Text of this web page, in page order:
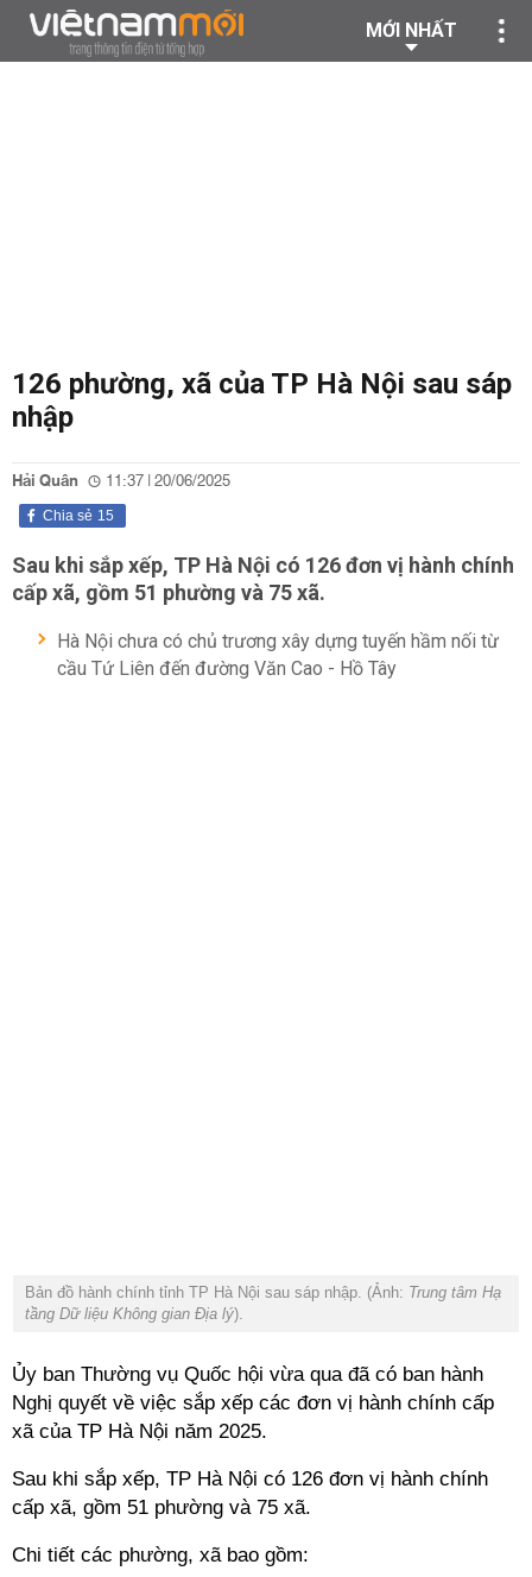
MỚI NHẤT
126 phường, xã của TP Hà Nội sau sáp
nhập
Hải Quân 11:37 | 20/06/2025
15
Chia sẻ
Sau khi sắp xếp, TP Hà Nội có 126 đơn vị hành chính
cấp xã, gồm 51 phường và 75 xã.
Hà Nội chưa có chủ trương xây dựng tuyến hầm nối từ
cầu Tứ Liên đến đường Văn Cao - Hồ Tây
Bản đồ hành chính tỉnh TP Hà Nội sau sáp nhập. (Ảnh: Trung tâm Hạ
tầng Dữ liệu Không gian Địa lý).
Ủy ban Thường vụ Quốc hội vừa qua đã có ban hành
Nghị quyết về việc sắp xếp các đơn vị hành chính cấp
xã của TP Hà Nội năm 2025.
Sau khi sắp xếp, TP Hà Nội có 126 đơn vị hành chính
cấp xã, gồm 51 phường và 75 xã.
Chi tiết các phường, xã bao gồm: